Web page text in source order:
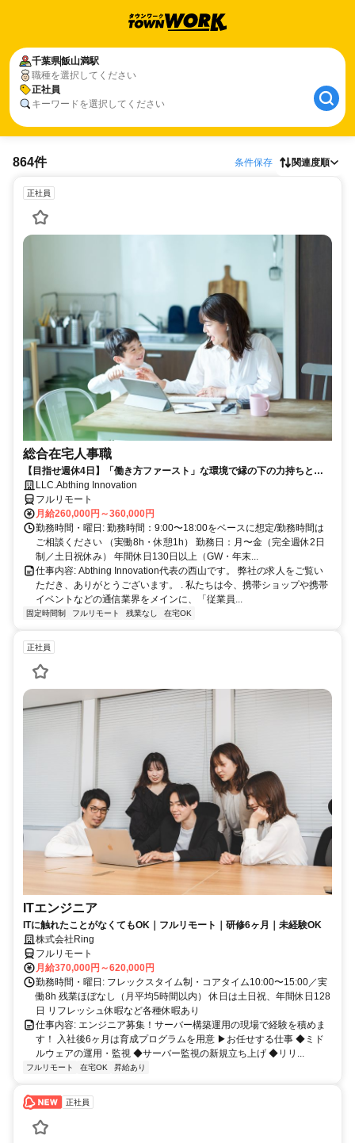
千葉県飯山満駅
職種を選択してください
正社員
キーワードを選択してください
864件 条件保存 関連度順
正社員
総合在宅人事職
【目指せ週休4日】「働き方ファースト」な環境で縁の下の力持ちとし
て活躍する人事ポジション｜20代30代活躍中
LLC.Abthing Innovation
フルリモート
月給260,000円～360,000円
勤務時間・曜日: 勤務時間：9:00〜18:00をベースに想定/勤務時間は
ご相談ください （実働8h・休憩1h） 勤務日：月〜金（完全週休2日
制／土日祝休み） 年間休日130日以上（GW・年末...
仕事内容: Abthing Innovation代表の西山です。 弊社の求人をご覧い
ただき、ありがとうございます。 . 私たちは今、携帯ショップや携帯
イベントなどの通信業界をメインに、「従業員...
固定時間制 フルリモート 残業なし 在宅OK
正社員
ITエンジニア
ITに触れたことがなくてもOK｜フルリモート｜研修6ヶ月｜未経験OK
株式会社Ring
フルリモート
月給370,000円～620,000円
勤務時間・曜日: フレックスタイム制・コアタイム10:00〜15:00／実
働8h 残業ほぼなし（月平均5時間以内） 休日は土日祝、年間休日128
日 リフレッシュ休暇など各種休暇あり
仕事内容: エンジニア募集！サーバー構築運用の現場で経験を積めま
す！ 入社後6ヶ月は育成プログラムを用意 ▶お任せする仕事 ◆ミド
ルウェアの運用・監視 ◆サーバー監視の新規立ち上げ ◆リリ...
フルリモート 在宅OK 昇給あり
正社員